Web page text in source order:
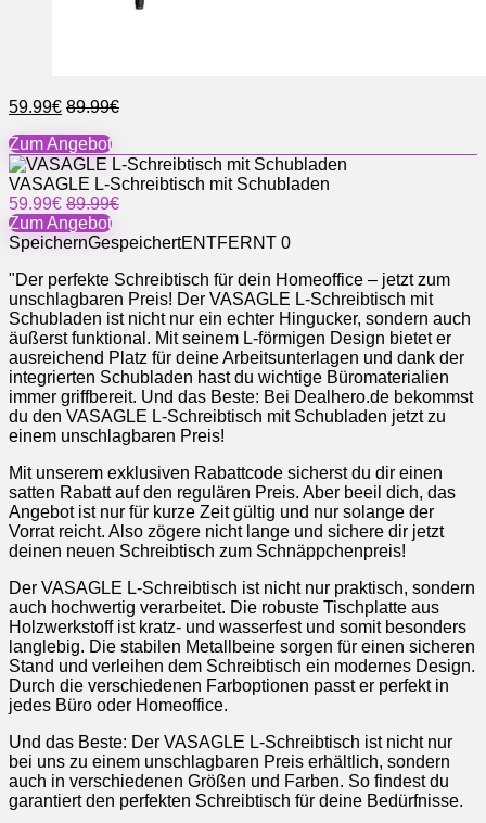
59.99€ 89.99€
Zum Angebot
VASAGLE L-Schreibtisch mit Schubladen
59.99€ 89.99€
Zum Angebot
SpeichernGespeichertENTFERNT 0
"Der perfekte Schreibtisch für dein Homeoffice – jetzt zum
unschlagbaren Preis! Der VASAGLE L-Schreibtisch mit
Schubladen ist nicht nur ein echter Hingucker, sondern auch
äußerst funktional. Mit seinem L-förmigen Design bietet er
ausreichend Platz für deine Arbeitsunterlagen und dank der
integrierten Schubladen hast du wichtige Büromaterialien
immer griffbereit. Und das Beste: Bei Dealhero.de bekommst
du den VASAGLE L-Schreibtisch mit Schubladen jetzt zu
einem unschlagbaren Preis!
Mit unserem exklusiven Rabattcode sicherst du dir einen
satten Rabatt auf den regulären Preis. Aber beeil dich, das
Angebot ist nur für kurze Zeit gültig und nur solange der
Vorrat reicht. Also zögere nicht lange und sichere dir jetzt
deinen neuen Schreibtisch zum Schnäppchenpreis!
Der VASAGLE L-Schreibtisch ist nicht nur praktisch, sondern
auch hochwertig verarbeitet. Die robuste Tischplatte aus
Holzwerkstoff ist kratz- und wasserfest und somit besonders
langlebig. Die stabilen Metallbeine sorgen für einen sicheren
Stand und verleihen dem Schreibtisch ein modernes Design.
Durch die verschiedenen Farboptionen passt er perfekt in
jedes Büro oder Homeoffice.
Und das Beste: Der VASAGLE L-Schreibtisch ist nicht nur
bei uns zu einem unschlagbaren Preis erhältlich, sondern
auch in verschiedenen Größen und Farben. So findest du
garantiert den perfekten Schreibtisch für deine Bedürfnisse.